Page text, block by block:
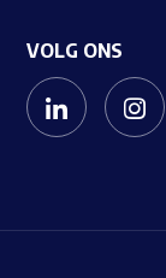
VOLG ONS